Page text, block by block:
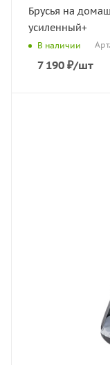
Брусья на
усиленный+
В наличии
7 190 ₽/шт